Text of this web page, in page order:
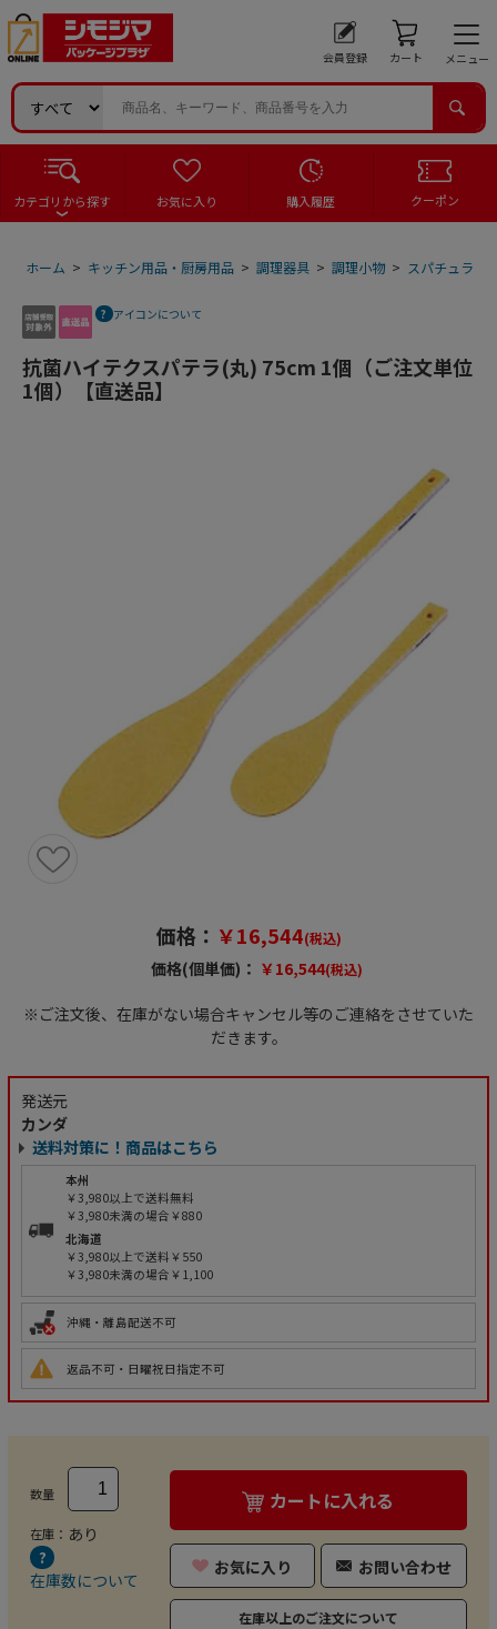
会員登録 カート メニュー
カテゴリから探す お気に入り 購入履歴 クーポン
ホーム > キッチン用品・厨房用品 > 調理器具 > 調理小物 > スパチュラ
アイコンについて
抗菌ハイテクスパテラ(丸) 75cm 1個（ご注文単位
1個）【直送品】
価格： ￥16,544(税込)
価格(個単価)： ￥16,544(税込)
※ご注文後、在庫がない場合キャンセル等のご連絡をさせていた
だきます。
発送元
カンダ
送料対策に！商品はこちら
本州
￥3,980以上で送料無料
￥3,980未満の場合￥880
北海道
￥3,980以上で送料￥550
￥3,980未満の場合￥1,100
沖縄・離島配送不可
返品不可・日曜祝日指定不可
数量
在庫： あり
在庫数について
カートに入れる
お気に入り お問い合わせ
在庫以上のご注文について